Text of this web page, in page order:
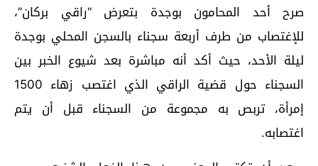
صرح أحد المحامون بوجدة بتعرض “راقي بركان”،
للإغتصاب من طرف أربعة سجناء بالسجن المحلي بوجدة
ليلة الأحد، حيث أكد أنه مباشرة بعد شيوع الخبر بين
السجناء حول قضية الراقي الذي اغتصب زهاء 1500
إمرأة، تربص به مجموعة من السجناء قبل أن يتم
اغتصابه.